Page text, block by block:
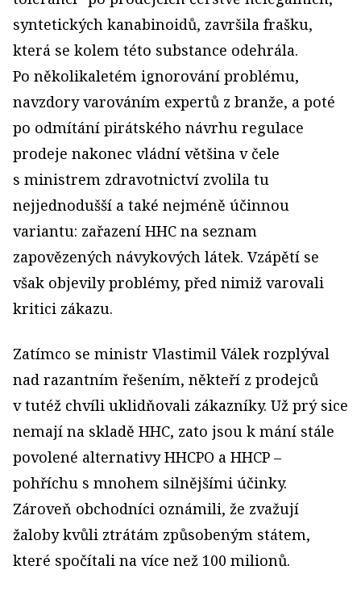
syntetických kanabinoidů, završila frašku,
která se kolem této substance odehrála.
Po několikaletém ignorování problému,
navzdory varováním expertů z branže, a poté
po odmítání pirátského návrhu regulace
prodeje nakonec vládní většina v čele
s ministrem zdravotnictví zvolila tu
nejjednodušší a také nejméně účinnou
variantu: zařazení HHC na seznam
zapovězených návykových látek. Vzápětí se
však objevily problémy, před nimiž varovali
kritici zákazu.
Zatímco se ministr Vlastimil Válek rozplýval
nad razantním řešením, někteří z prodejců
v tutéž chvíli uklidňovali zákazníky. Už prý sice
nemají na skladě HHC, zato jsou k mání stále
povolené alternativy HHCPO a HHCP –
pohříchu s mnohem silnějšími účinky.
Zároveň obchodníci oznámili, že zvažují
žaloby kvůli ztrátám způsobeným státem,
které spočítali na více než 100 milionů.